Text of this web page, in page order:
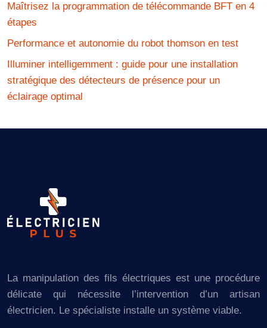
Maîtrisez la programmation de télécommande BFT en 4
étapes
Performance et autonomie du robot thomson en test
Illuminer intelligemment : guide pour une installation
stratégique des détecteurs de présence pour un
éclairage optimal
La manipulation des fils électriques est une procédure
délicate qui nécessite l’intervention d’un artisan
électricien. Le spécialiste installe un système viable.